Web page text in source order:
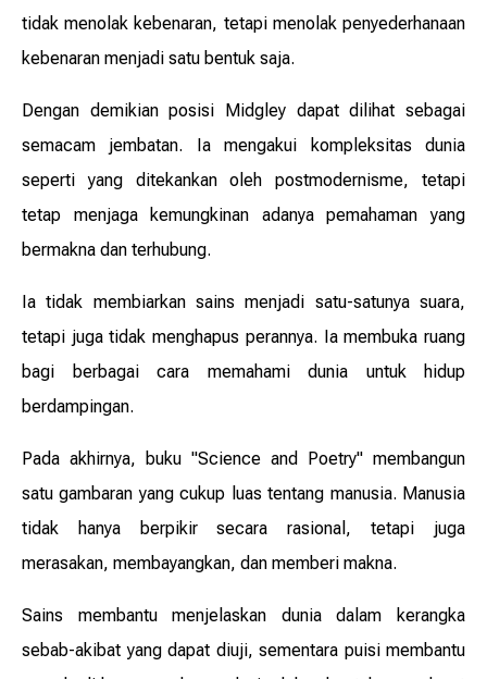
tidak menolak kebenaran, tetapi menolak penyederhanaan
kebenaran menjadi satu bentuk saja.
Dengan demikian posisi Midgley dapat dilihat sebagai
semacam jembatan. Ia mengakui kompleksitas dunia
seperti yang ditekankan oleh postmodernisme, tetapi
tetap menjaga kemungkinan adanya pemahaman yang
bermakna dan terhubung.
Ia tidak membiarkan sains menjadi satu-satunya suara,
tetapi juga tidak menghapus perannya. Ia membuka ruang
bagi berbagai cara memahami dunia untuk hidup
berdampingan.
Pada akhirnya, buku "Science and Poetry" membangun
satu gambaran yang cukup luas tentang manusia. Manusia
tidak hanya berpikir secara rasional, tetapi juga
merasakan, membayangkan, dan memberi makna.
Sains membantu menjelaskan dunia dalam kerangka
sebab-akibat yang dapat diuji, sementara puisi membantu